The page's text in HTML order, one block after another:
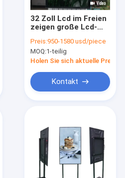
32 Zoll Lcd im Freien
zeigen große Lcd-
Preis:950-1580 usd/piece
MOQ:1-teilig
Holen Sie sich aktuelle Preis
Kontakt